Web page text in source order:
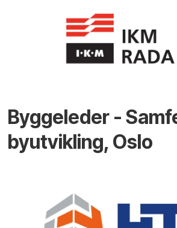
Byggeleder -
byutvikling, Oslo